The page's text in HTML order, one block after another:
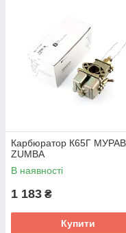
Карбюратор К65Г МУРАВ
ZUMBA
В наявності
1 183 ₴
Купити